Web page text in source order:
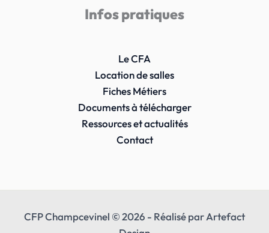
Infos pratiques
Le CFA
Location de salles
Fiches Métiers
Documents à télécharger
Ressources et actualités
Contact
CFP Champcevinel © 2026 - Réalisé par Artefact